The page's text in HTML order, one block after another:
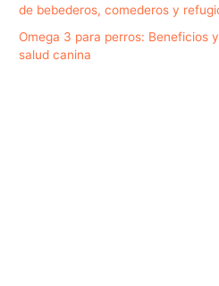
de bebederos, comederos y
Omega 3 para perros: Beneficios
salud canina